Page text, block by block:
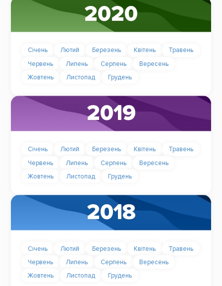
2020
Січень Лютий Березень Квітень
Травень
Червень
Липень Серпень
Вересень
Жовтень
Листопад Грудень
2019
Січень Лютий Березень Квітень
Травень
Червень
Липень Серпень
Вересень
Жовтень
Листопад Грудень
2018
Січень Лютий Березень Квітень
Травень
Червень
Липень Серпень
Вересень
Жовтень
Листопад Грудень